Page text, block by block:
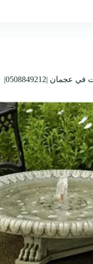
تركيب نوافير و شلالات في عجمان |0508849212|